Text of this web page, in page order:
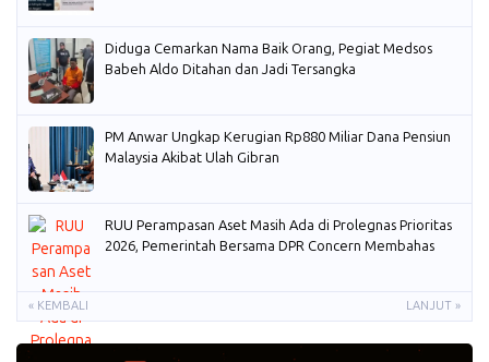
Diduga Cemarkan Nama Baik Orang, Pegiat Medsos
Babeh Aldo Ditahan dan Jadi Tersangka
PM Anwar Ungkap Kerugian Rp880 Miliar Dana Pensiun
Malaysia Akibat Ulah Gibran
RUU Perampasan Aset Masih Ada di Prolegnas Prioritas
2026, Pemerintah Bersama DPR Concern Membahas
« KEMBALI LANJUT »